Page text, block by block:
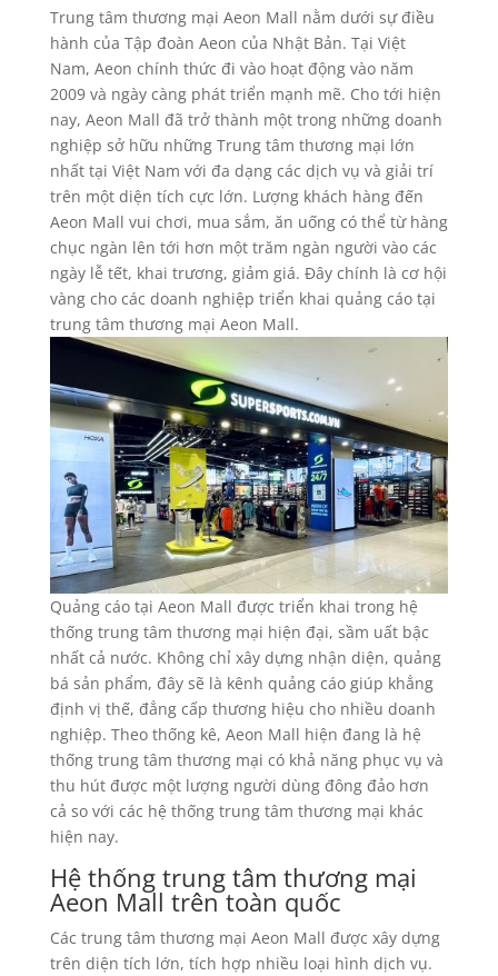
Trung tâm thương mại Aeon Mall nằm dưới sự điều
hành của Tập đoàn Aeon của Nhật Bản. Tại Việt
Nam, Aeon chính thức đi vào hoạt động vào năm
2009 và ngày càng phát triển mạnh mẽ. Cho tới hiện
nay, Aeon Mall đã trở thành một trong những doanh
nghiệp sở hữu những Trung tâm thương mại lớn
nhất tại Việt Nam với đa dạng các dịch vụ và giải trí
trên một diện tích cực lớn. Lượng khách hàng đến
Aeon Mall vui chơi, mua sắm, ăn uống có thể từ hàng
chục ngàn lên tới hơn một trăm ngàn người vào các
ngày lễ tết, khai trương, giảm giá. Đây chính là cơ hội
vàng cho các doanh nghiệp triển khai quảng cáo tại
trung tâm thương mại Aeon Mall.
Quảng cáo tại Aeon Mall được triển khai trong hệ
thống trung tâm thương mại hiện đại, sầm uất bậc
nhất cả nước. Không chỉ xây dựng nhận diện, quảng
bá sản phẩm, đây sẽ là kênh quảng cáo giúp khẳng
định vị thế, đẳng cấp thương hiệu cho nhiều doanh
nghiệp. Theo thống kê, Aeon Mall hiện đang là hệ
thống trung tâm thương mại có khả năng phục vụ và
thu hút được một lượng người dùng đông đảo hơn
cả so với các hệ thống trung tâm thương mại khác
hiện nay.
Hệ thống trung tâm thương mại
Aeon Mall trên toàn quốc
Các trung tâm thương mại Aeon Mall được xây dựng
trên diện tích lớn, tích hợp nhiều loại hình dịch vụ.